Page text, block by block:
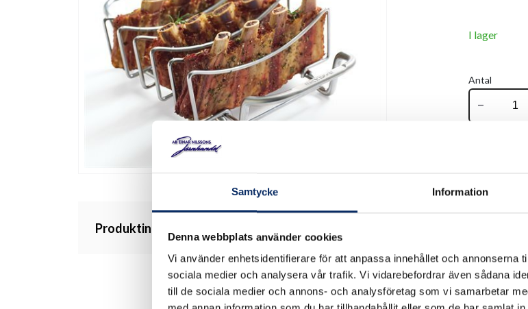
Samtycke Information
Denna webbplats använder cookies
Vi använder enhetsidentifierare för att anpassa innehållet och annonserna
sociala medier och analysera vår trafik. Vi vidarebefordrar även sådana
till de sociala medier och annons- och analysföretag som vi samarbetar
I lager
Antal
remove
Produktinformation